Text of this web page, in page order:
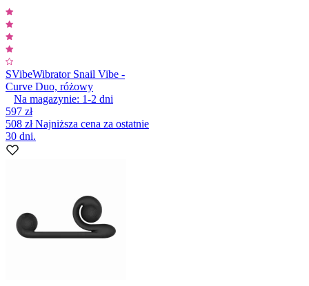
SVibeWibrator Snail Vibe -
Curve Duo, różowy
Na magazynie: 1-2 dni
597 zł
508 złNajniższa cena za ostatnie
30 dni.